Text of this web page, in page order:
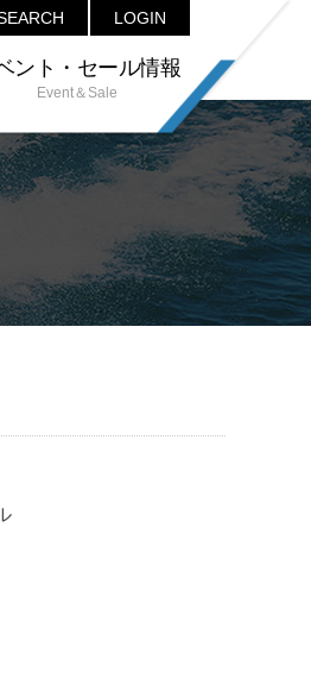
LOGIN
ント・セール情報
Event＆Sale